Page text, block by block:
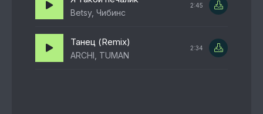
Betsy, Чибинс
2:45
Танец (Remix)
ARCHI, TUMAN
2:34